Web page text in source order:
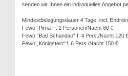
senden wir Ihnen ein individuelles Angebot
Mindestbelegungsdauer 4 Tage, incl.
Fewo “Pirna“ f. 2 Personen/Nacht 60 €
Fewo “Bad Schandau“ f. 4 Pers./Nacht 120 €
Fewo „Königstein“ f. 6 Pers./Nacht 150 €